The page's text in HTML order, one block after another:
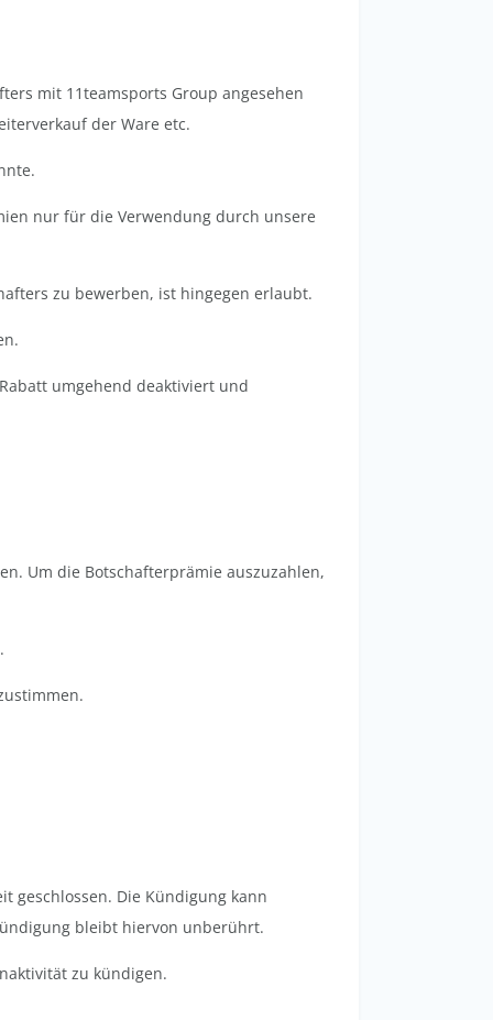
mit 11teamsports Group angesehen
der Ware etc.
nur für die Verwendung durch unsere
zu bewerben, ist hingegen erlaubt.
umgehend deaktiviert und
Um die Botschafterprämie auszuzahlen,
geschlossen. Die Kündigung kann
bleibt hiervon unberührt.
zu kündigen.